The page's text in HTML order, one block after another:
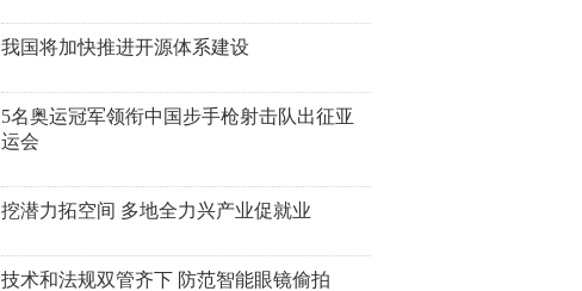
我国将加快推进开源体系建设
5名奥运冠军领衔中国步手枪射击队出征亚
运会
挖潜力拓空间 多地全力兴产业促就业
技术和法规双管齐下 防范智能眼镜偷拍